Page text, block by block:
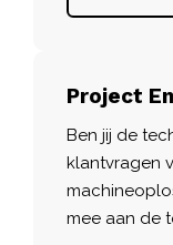
Project
Ben jij de
klantvragen
mee aan de